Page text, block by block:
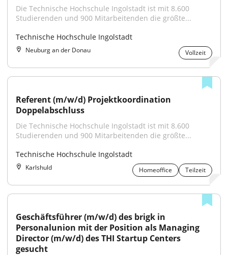
Die Technische Hochschule Ingolstadt ist mit 8.600
Studierenden und 900 Mitarbeitenden die größte...
Technische Hochschule Ingolstadt
Neuburg an der Donau Vollzeit
Referent (m/w/d) Projektkoordination
Doppelabschluss
Die Technische Hochschule Ingolstadt ist mit 8.600
Studierenden und 900 Mitarbeitenden die größte...
Technische Hochschule Ingolstadt
Karlshuld Homeoffice Teilzeit
Geschäftsführer (m/w/d) des brigk in
Personalunion mit der Position als Managing
Director (m/w/d) des THI Startup Centers
gesucht